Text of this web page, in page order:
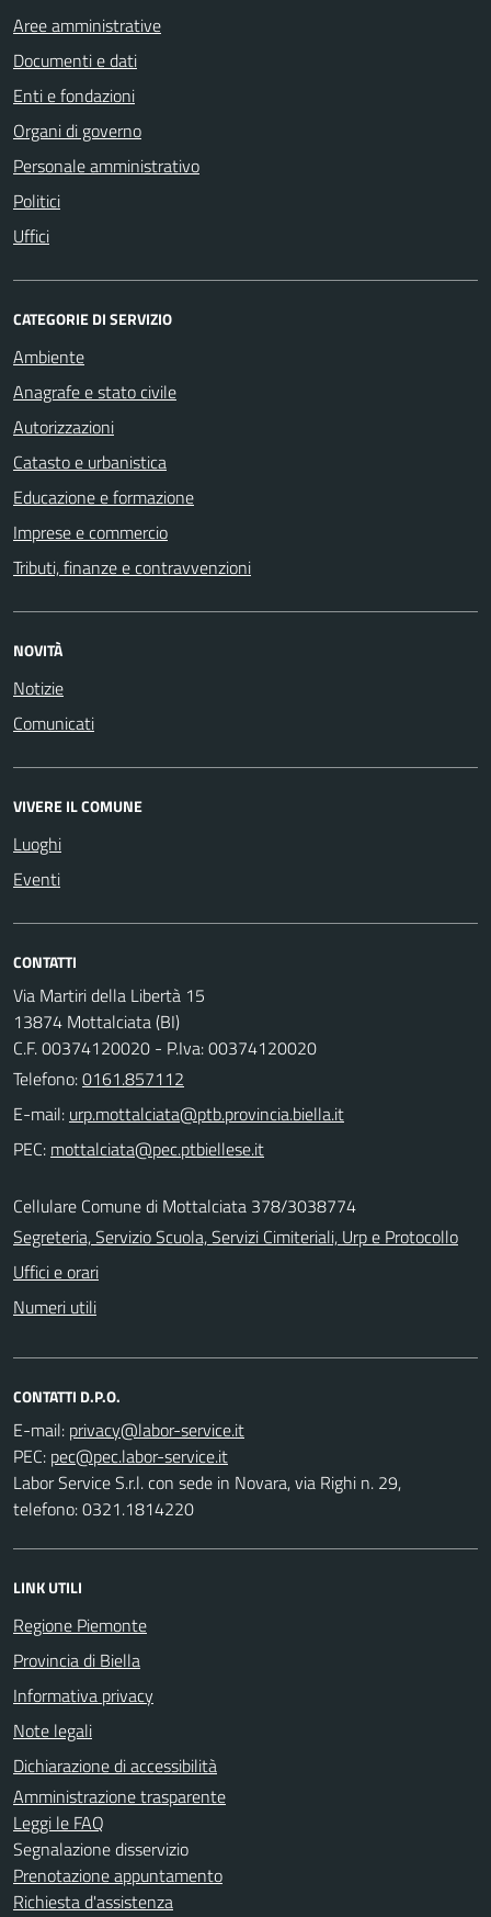
Aree amministrative
Documenti e dati
Enti e fondazioni
Organi di governo
Personale amministrativo
Politici
Uffici
CATEGORIE DI SERVIZIO
Ambiente
Anagrafe e stato civile
Autorizzazioni
Catasto e urbanistica
Educazione e formazione
Imprese e commercio
Tributi, finanze e contravvenzioni
NOVITÀ
Notizie
Comunicati
VIVERE IL COMUNE
Luoghi
Eventi
CONTATTI
Via Martiri della Libertà 15
13874 Mottalciata (BI)
C.F. 00374120020 - P.Iva: 00374120020
Telefono:0161.857112
E-mail:
PEC:
Cellulare Comune di Mottalciata 378/3038774
Segreteria, Servizio Scuola, Servizi Cimiteriali, Urp e Protocollo
Uffici e orari
Numeri utili
CONTATTI D.P.O.
E-mail:
PEC:
Labor Service S.r.l. con sede in Novara, via Righi n. 29,
telefono: 0321.1814220
LINK UTILI
Regione Piemonte
Provincia di Biella
Informativa privacy
Note legali
Dichiarazione di accessibilità
Amministrazione trasparente
Leggi le FAQ
Segnalazione disservizio
Prenotazione appuntamento
Richiesta d'assistenza